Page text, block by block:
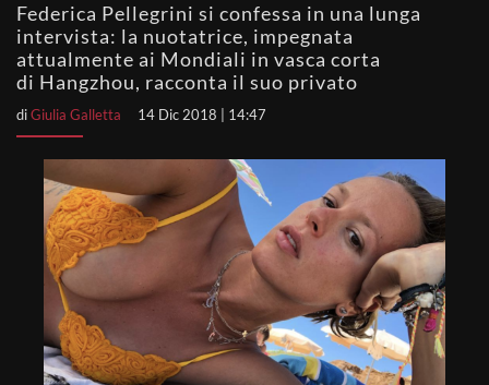
Federica Pellegrini si confessa in una lunga
intervista: la nuotatrice, impegnata
attualmente ai Mondiali in vasca corta
di Hangzhou, racconta il suo privato
diGiulia Galletta 14 Dic 2018 | 14:47